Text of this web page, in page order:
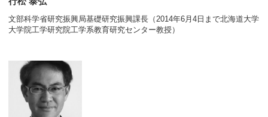
文部科学省研究振興局基礎研究振興課長（2014年6月4日まで北海道大学
大学院工学研究院工学系教育研究センター教授）